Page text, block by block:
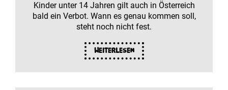
Kinder unter 14 Jahren gilt auch in Österreich
bald ein Verbot. Wann es genau kommen soll,
steht noch nicht fest.
Weiterlesen